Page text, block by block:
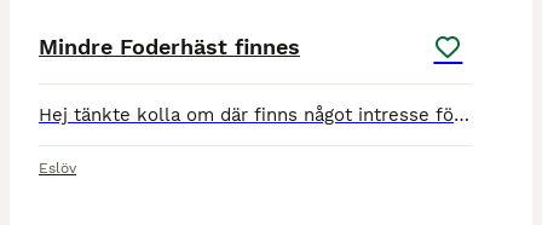
Mindre Foderhäst finnes
Hej tänkte kolla om där finns något intresse för att låna el bli fodervärd till en mindre storhäst för en mindre/yngre satsande dressyr ryttare som har erfarenhet att träna o tävla, skicka gärna för
Eslöv